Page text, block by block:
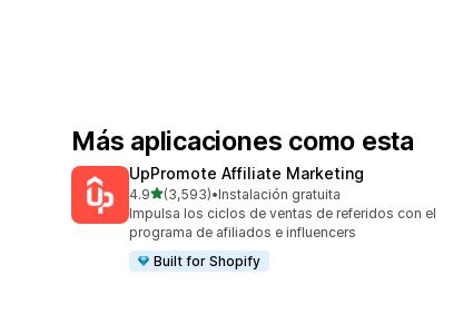
Más aplicaciones como esta
UpPromote Affiliate Marketing
4.9de 5 estrellas
(3,593)
3593 reseñas en total
•Instalación gratuita
Impulsa los ciclos de ventas de referidos con el
programa de afiliados e influencers
Built for Shopify